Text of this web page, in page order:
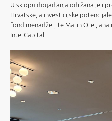
U sklopu događanja održana je i
Hrvatske, a investicijske
fond menadžer, te Marin Orel,
InterCapital.